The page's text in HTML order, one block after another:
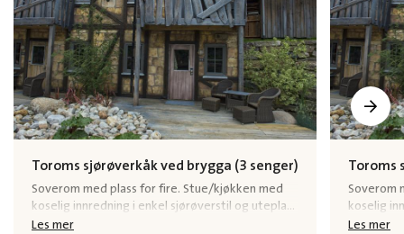
Toroms sjørøverkåk ved brygga (3 senger)
Soverom med plass for fire. Stue/kjøkken med
koselig innredning i enkel sjørøverstil og uteplass
ved brygga.
Les mer
Toroms
Soverom
koselig
ved
Les mer